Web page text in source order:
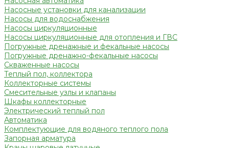
Насосные установки для канализации
Насосы для водоснабжения
Насосы циркуляционные
Насосы циркуляционные для отопления и ГВС
Погружные дренажные и фекальные насосы
Погружные дренажно-фекальные насосы
Скваженные насосы
Теплый пол, коллектора
Коллекторные системы
Смесительные узлы и клапаны
Шкафы коллекторные
Электрический теплый пол
Автоматика
Комплектующие для водяного теплого пола
Запорная арматура